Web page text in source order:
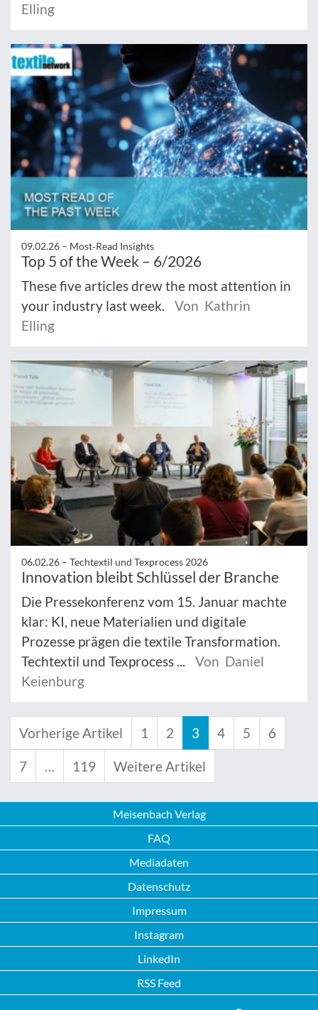
Elling
09.02.26 – Most‑Read Insights
Top 5 of the Week – 6/2026
These five articles drew the most attention in
your industry last week.
Von Kathrin
Elling
06.02.26 – Techtextil und Texprocess 2026
Innovation bleibt Schlüssel der Branche
Die Pressekonferenz vom 15. Januar machte
klar: KI, neue Materialien und digitale
Prozesse prägen die textile Transformation.
Techtextil und Texprocess ...
Von Daniel
Keienburg
Vorherige Artikel 1 2 3 4 5 6
7 … 119 Weitere Artikel
Meisenbach Verlag
FAQ
Mediadaten
Datenschutz
Impressum
Instagram
LinkedIn
RSS Feed